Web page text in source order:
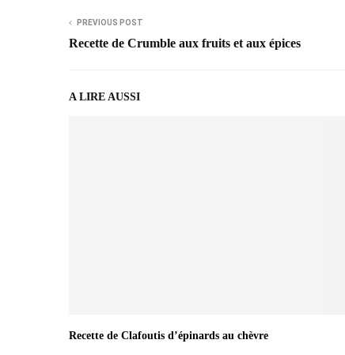
PREVIOUS POST
Recette de Crumble aux fruits et aux épices
A LIRE AUSSI
Recette de Clafoutis d’épinards au chèvre